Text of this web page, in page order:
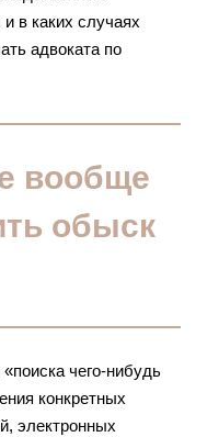
в каких случаях
адвоката по
вообще
обыск
чего-нибудь
конкретных
электронных